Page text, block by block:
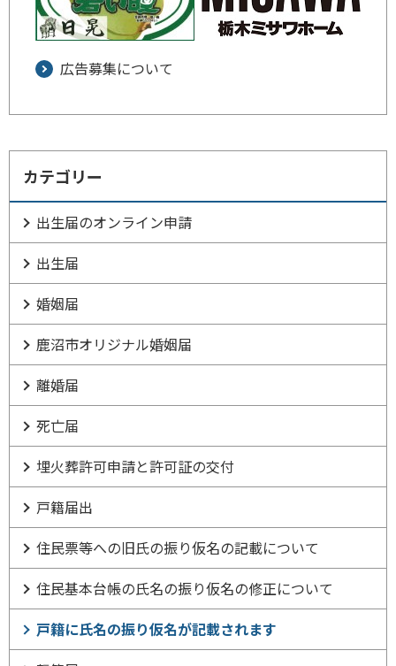
広告募集について
カテゴリー
出生届のオンライン申請
出生届
婚姻届
鹿沼市オリジナル婚姻届
離婚届
死亡届
埋火葬許可申請と許可証の交付
戸籍届出
住民票等への旧氏の振り仮名の記載について
住民基本台帳の氏名の振り仮名の修正について
戸籍に氏名の振り仮名が記載されます